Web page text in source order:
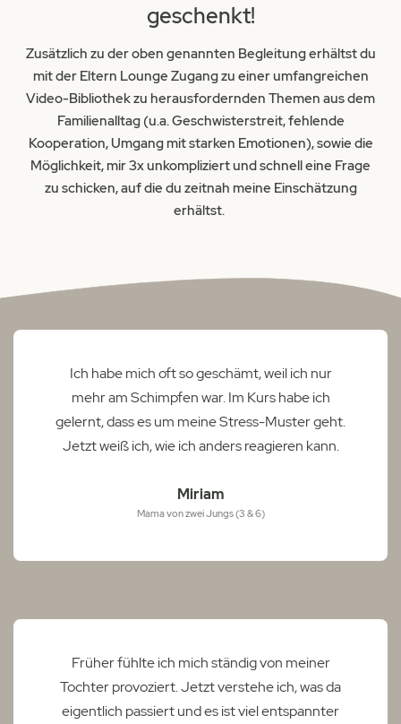
geschenkt!
Zusätzlich zu der oben genannten Begleitung erhältst du
mit der Eltern Lounge Zugang zu einer umfangreichen
Video-Bibliothek zu herausfordernden Themen aus dem
Familienalltag (u.a. Geschwisterstreit, fehlende
Kooperation, Umgang mit starken Emotionen), sowie die
Möglichkeit, mir 3x unkompliziert und schnell eine Frage
zu schicken, auf die du zeitnah meine Einschätzung
erhältst.
Ich habe mich oft so geschämt, weil ich nur
mehr am Schimpfen war. Im Kurs habe ich
gelernt, dass es um meine Stress-Muster geht.
Jetzt weiß ich, wie ich anders reagieren kann.
Miriam
Mama von zwei Jungs (3 & 6)
Früher fühlte ich mich ständig von meiner
Tochter provoziert. Jetzt verstehe ich, was da
eigentlich passiert und es ist viel entspannter